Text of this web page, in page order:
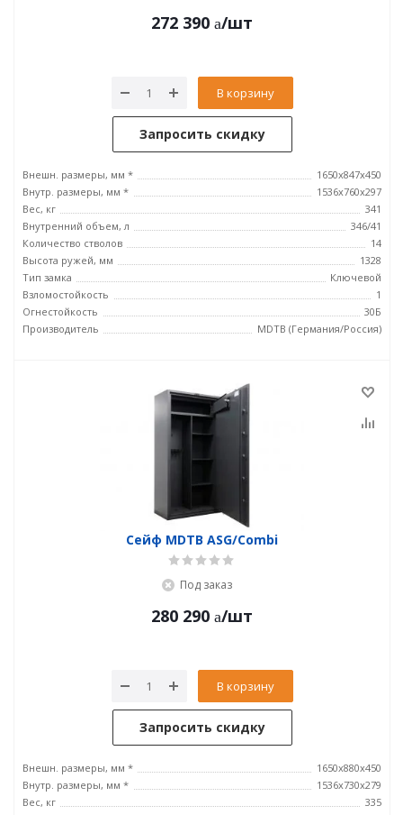
272 390 /шт
В корзину
Запросить скидку
Внешн. размеры, мм *
1650x847x450
Внутр. размеры, мм *
1536x760x297
Вес, кг
341
Внутренний объем, л
346/41
Количество стволов
14
Высота ружей, мм
1328
Тип замка
Ключевой
Взломостойкость
1
Огнестойкость
30Б
Производитель
MDTB (Германия/Россия)
Сейф MDTB ASG/Combi
Под заказ
280 290 /шт
В корзину
Запросить скидку
Внешн. размеры, мм *
1650x880x450
Внутр. размеры, мм *
1536x730x279
Вес, кг
335